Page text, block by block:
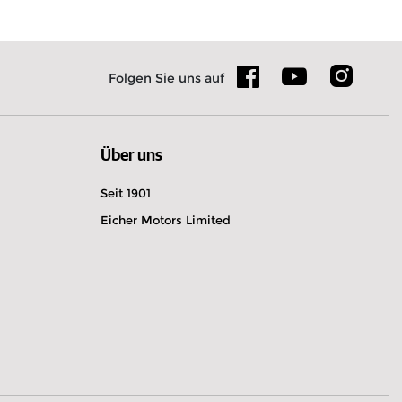
Folgen Sie uns auf
Über uns
Seit 1901
Eicher Motors Limited